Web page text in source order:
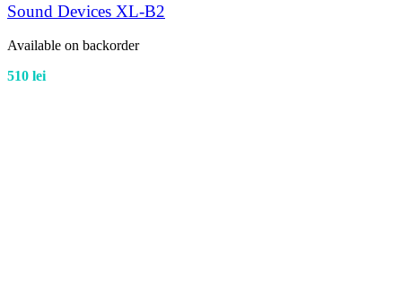
Sound Devices XL-B2
Available on backorder
510 lei